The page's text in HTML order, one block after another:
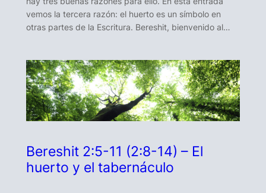
vemos la tercera razón: el huerto es un símbolo en
otras partes de la Escritura. Bereshit, bienvenido al…
Bereshit 2:5-11 (2:8-14) – El
huerto y el tabernáculo